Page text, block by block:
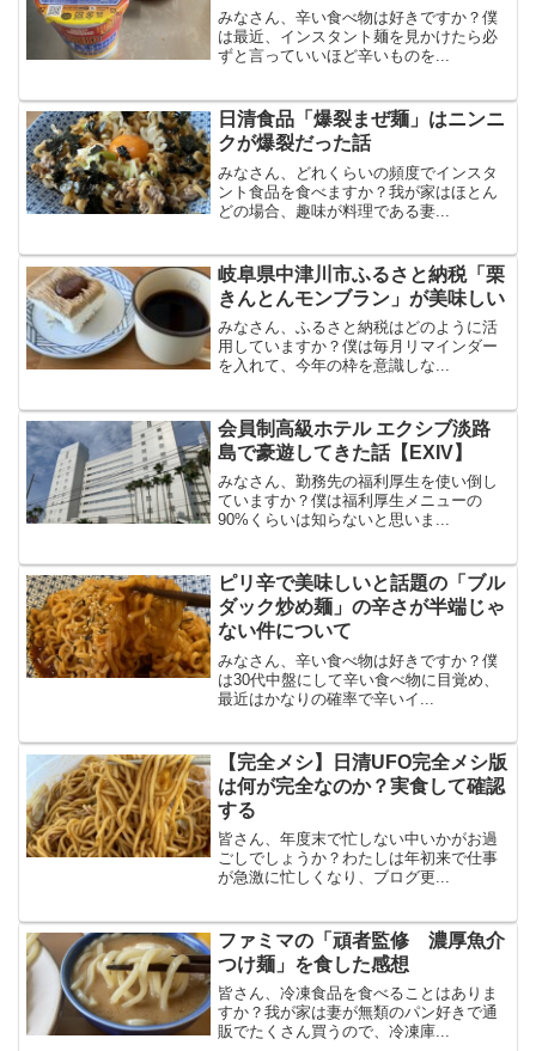
みなさん、辛い食べ物は好きですか？僕
は最近、インスタント麺を見かけたら必
ずと言っていいほど辛いものを...
日清食品「爆裂まぜ麺」はニンニ
クが爆裂だった話
みなさん、どれくらいの頻度でインスタ
ント食品を食べますか？我が家はほとん
どの場合、趣味が料理である妻...
岐阜県中津川市ふるさと納税「栗
きんとんモンブラン」が美味しい
みなさん、ふるさと納税はどのように活
用していますか？僕は毎月リマインダー
を入れて、今年の枠を意識しな...
会員制高級ホテル エクシブ淡路
島で豪遊してきた話【EXIV】
みなさん、勤務先の福利厚生を使い倒し
ていますか？僕は福利厚生メニューの
90%くらいは知らないと思いま...
ピリ辛で美味しいと話題の「ブル
ダック炒め麺」の辛さが半端じゃ
ない件について
みなさん、辛い食べ物は好きですか？僕
は30代中盤にして辛い食べ物に目覚め、
最近はかなりの確率で辛いイ...
【完全メシ】日清UFO完全メシ版
は何が完全なのか？実食して確認
する
皆さん、年度末で忙しない中いかがお過
ごしでしょうか？わたしは年初来で仕事
が急激に忙しくなり、ブログ更...
ファミマの「頑者監修 濃厚魚介
つけ麺」を食した感想
皆さん、冷凍食品を食べることはありま
すか？我が家は妻が無類のパン好きで通
販でたくさん買うので、冷凍庫...